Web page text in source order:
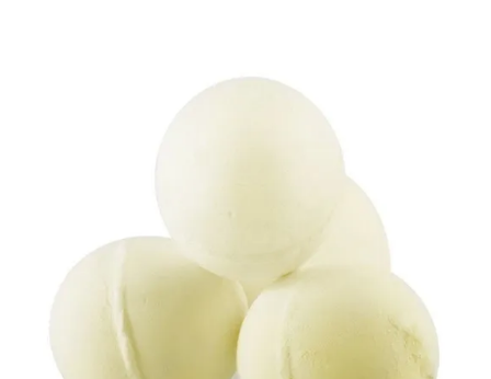
Bombes de bain
Shampoings
Soins